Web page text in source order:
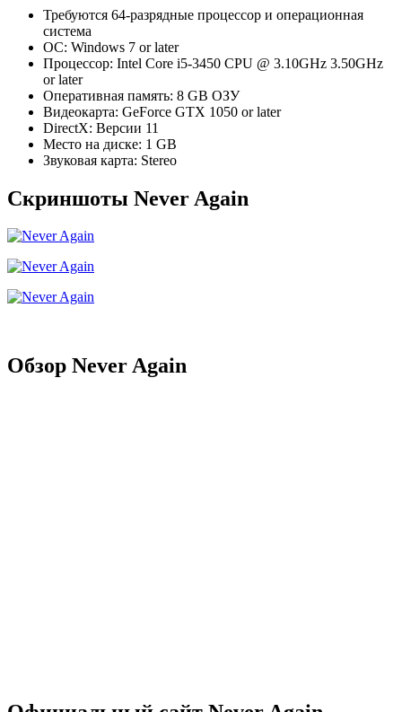
Требуются 64-разрядные процессор и операционная
система
ОС: Windows 7 or later
Процессор: Intel Core i5-3450 CPU @ 3.10GHz 3.50GHz
or later
Оперативная память: 8 GB ОЗУ
Видеокарта: GeForce GTX 1050 or later
DirectX: Версии 11
Место на диске: 1 GB
Звуковая карта: Stereo
Скриншоты Never Again
Обзор Never Again